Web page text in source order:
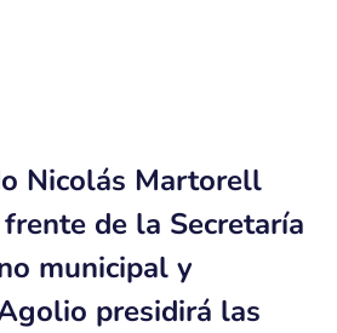
Nicolás Martorell
de la Secretaría
municipal y
presidirá las